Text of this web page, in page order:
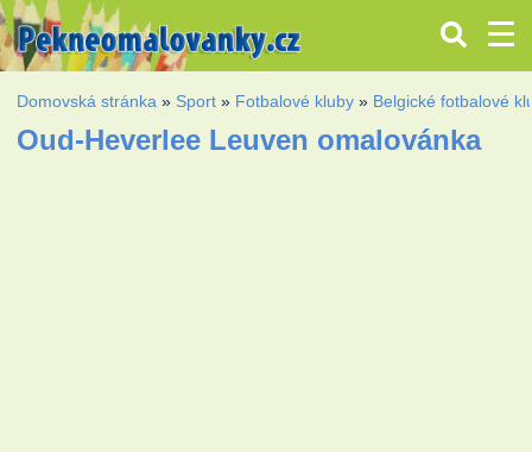
Domovská stránka » Sport » Fotbalové kluby » Belgické fotbalové
Oud-Heverlee Leuven omalovánka